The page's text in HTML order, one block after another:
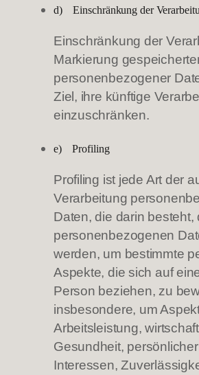
d) Einschränkung der
Einschränkung der
Markierung
personenbezogener
Ziel, ihre künftige
einzuschränken.
e) Profiling
Profiling ist jede Art der
Verarbeitung
Daten, die darin besteht,
personenbezogenen
werden, um bestimmte
Aspekte, die sich auf
Person beziehen, zu
insbesondere, um
Arbeitsleistung,
Gesundheit,
Interessen,